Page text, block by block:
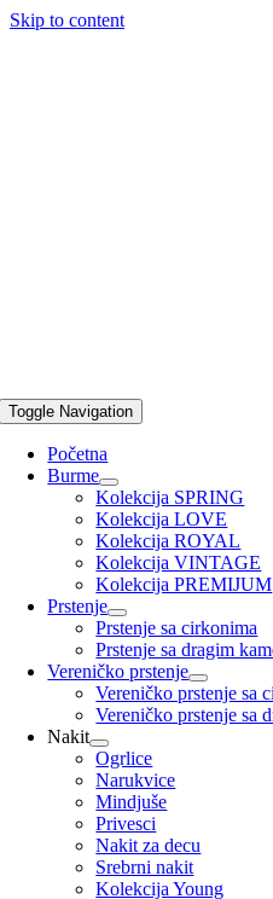
Skip to content
Toggle Navigation
Početna
Burme
Kolekcija SPRING
Kolekcija LOVE
Kolekcija ROYAL
Kolekcija VINTAGE
Kolekcija PREMIJUM
Prstenje
Prstenje sa cirkonima
Prstenje sa dragim
Vereničko prstenje
Vereničko prstenje sa
Vereničko prstenje sa
Nakit
Ogrlice
Narukvice
Mindjuše
Privesci
Nakit za decu
Srebrni nakit
Kolekcija Young